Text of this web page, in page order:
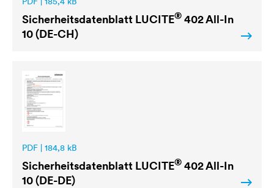
Sicherheitsdatenblatt LUCITE® 402 All-In
10 (DE-CH)
PDF | 184,8 kB
Sicherheitsdatenblatt LUCITE® 402 All-In
10 (DE-DE)